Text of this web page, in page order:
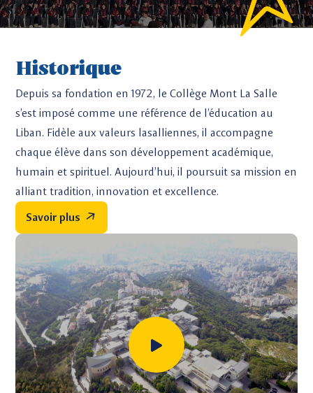
Historique
Depuis sa fondation en 1972, le Collège Mont La Salle
s’est imposé comme une référence de l’éducation au
Liban. Fidèle aux valeurs lasalliennes, il accompagne
chaque élève dans son développement académique,
humain et spirituel. Aujourd’hui, il poursuit sa mission en
alliant tradition, innovation et excellence.
Savoir plus